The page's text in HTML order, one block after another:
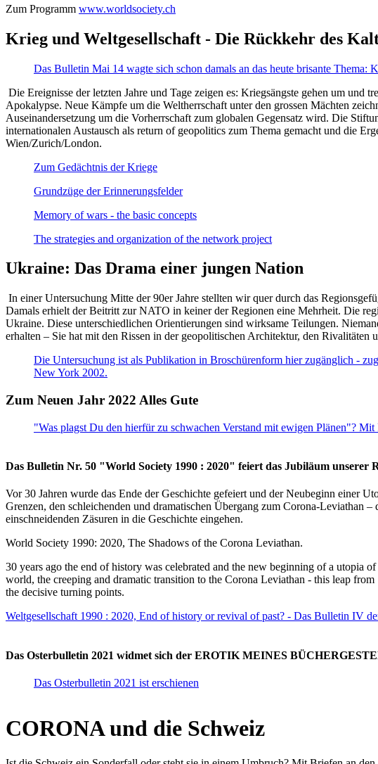
Zum Programm www.worldsociety.ch
Krieg und Weltgesellschaft - Die Rückkehr des
Das Bulletin Mai 14 wagte sich schon damals an das heute brisante Thema:
Die Ereignisse der letzten Jahre und Tage zeigen es: Kriegsängste gehen um und
Apokalypse. Neue Kämpfe um die Weltherrschaft unter den grossen Mächten
Auseinandersetzung um die Vorherrschaft zum globalen Gegensatz wird. Die
internationalen Austausch als return of geopolitics zum Thema gemacht und die
Wien/Zurich/London.
Zum Gedächtnis der Kriege
Grundzüge der Erinnerungsfelder
Memory of wars - the basic concepts
The strategies and organization of the network project
Ukraine: Das Drama einer jungen Nation
In einer Untersuchung Mitte der 90er Jahre stellten wir quer durch das
Damals erhielt der Beitritt zur NATO in keiner der Regionen eine Mehrheit. Die
Ukraine. Diese unterschiedlichen Orientierungen sind wirksame Teilungen.
erhalten – Sie hat mit den Rissen in der geopolitischen Architektur, den
Die Untersuchung ist als Publikation in Broschürenform hier zugänglich -
New York 2002.
Zum Neuen Jahr 2022 Alles Gute
"Was plagst Du den hierfür zu schwachen Verstand mit ewigen Plänen"?
Das Bulletin Nr. 50 "World Society 1990 : 2020" feiert das Jubiläum
Vor 30 Jahren wurde das Ende der Geschichte gefeiert und der Neubeginn einer
Grenzen, den schleichenden und dramatischen Übergang zum Corona-
einschneidenden Zäsuren in die Geschichte eingehen.
World Society 1990: 2020, The Shadows of the Corona Leviathan.
30 years ago the end of history was celebrated and the new beginning of a utopia
world, the creeping and dramatic transition to the Corona Leviathan - this leap
the decisive turning points.
Weltgesellschaft 1990 : 2020, End of history or revival of past? - Das Bulletin IV
Das Osterbulletin 2021 widmet sich der EROTIK MEINES
Das Osterbulletin 2021 ist erschienen
CORONA und die Schweiz